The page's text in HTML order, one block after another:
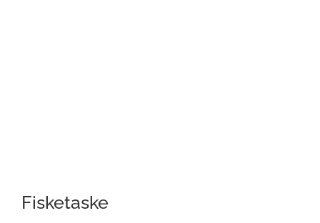
Fisketaske